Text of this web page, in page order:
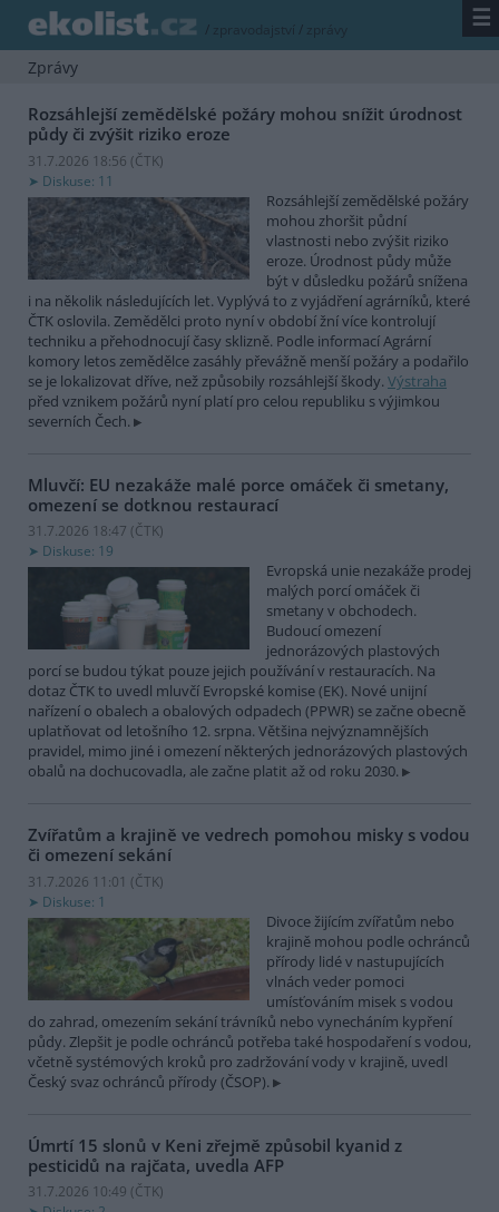
/ zpravodajství / zprávy ☰
Zprávy
Rozsáhlejší zemědělské požáry mohou snížit úrodnost
půdy či zvýšit riziko eroze
31.7.2026 18:56 (ČTK)
Diskuse: 11
Rozsáhlejší zemědělské požáry
mohou zhoršit půdní
vlastnosti nebo zvýšit riziko
eroze. Úrodnost půdy může
být v důsledku požárů snížena
i na několik následujících let. Vyplývá to z vyjádření agrárníků, které
ČTK oslovila. Zemědělci proto nyní v období žní více kontrolují
techniku a přehodnocují časy sklizně. Podle informací Agrární
komory letos zemědělce zasáhly převážně menší požáry a podařilo
se je lokalizovat dříve, než způsobily rozsáhlejší škody. Výstraha
před vznikem požárů nyní platí pro celou republiku s výjimkou
severních Čech.
Mluvčí: EU nezakáže malé porce omáček či smetany,
omezení se dotknou restaurací
31.7.2026 18:47 (ČTK)
Diskuse: 19
Evropská unie nezakáže prodej
malých porcí omáček či
smetany v obchodech.
Budoucí omezení
jednorázových plastových
porcí se budou týkat pouze jejich používání v restauracích. Na
dotaz ČTK to uvedl mluvčí Evropské komise (EK). Nové unijní
nařízení o obalech a obalových odpadech (PPWR) se začne obecně
uplatňovat od letošního 12. srpna. Většina nejvýznamnějších
pravidel, mimo jiné i omezení některých jednorázových plastových
obalů na dochucovadla, ale začne platit až od roku 2030.
Zvířatům a krajině ve vedrech pomohou misky s vodou
či omezení sekání
31.7.2026 11:01 (ČTK)
Diskuse: 1
Divoce žijícím zvířatům nebo
krajině mohou podle ochránců
přírody lidé v nastupujících
vlnách veder pomoci
umísťováním misek s vodou
do zahrad, omezením sekání trávníků nebo vynecháním kypření
půdy. Zlepšit je podle ochránců potřeba také hospodaření s vodou,
včetně systémových kroků pro zadržování vody v krajině, uvedl
Český svaz ochránců přírody (ČSOP).
Úmrtí 15 slonů v Keni zřejmě způsobil kyanid z
pesticidů na rajčata, uvedla AFP
31.7.2026 10:49 (ČTK)